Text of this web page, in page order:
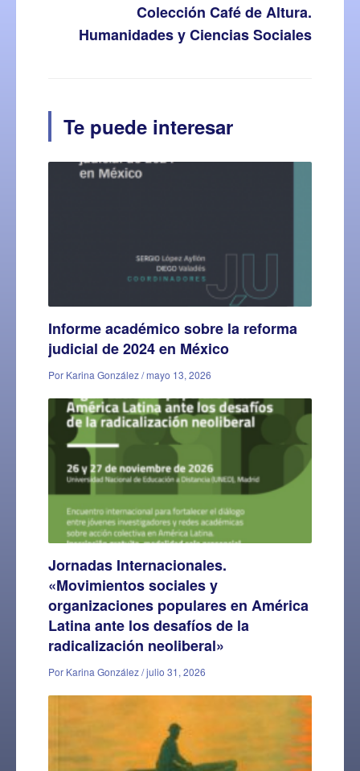
Colección Café de Altura.
Humanidades y Ciencias Sociales
Te puede interesar
Informe académico sobre la reforma
judicial de 2024 en México
Por Karina González / mayo 13, 2026
Jornadas Internacionales.
«Movimientos sociales y
organizaciones populares en América
Latina ante los desafíos de la
radicalización neoliberal»
Por Karina González / julio 31, 2026